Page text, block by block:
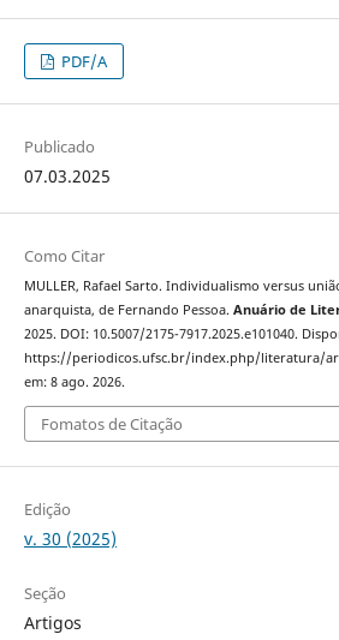
PDF/A
Publicado
07.03.2025
Como Citar
MULLER, Rafael Sarto. Individualismo versus
anarquista, de Fernando Pessoa. Anuário de
2025. DOI: 10.5007/2175-7917.2025.e101040.
https://periodicos.ufsc.br/index.php/literatura/
em: 8 ago. 2026.
Fomatos de Citação
Edição
v. 30 (2025)
Seção
Artigos